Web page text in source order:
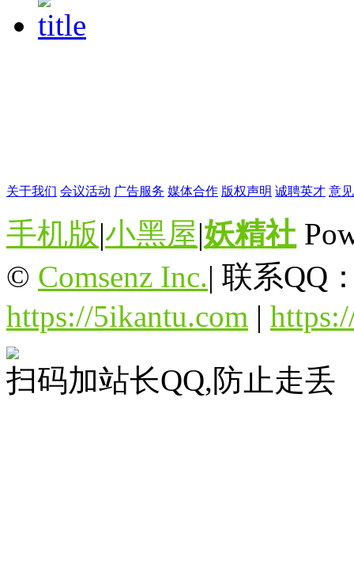
关于我们 会议活动 广告服务 媒体合作 版权声明 诚聘英才 意
手机版|小黑屋|妖精社
© Comsenz Inc.| 联系QQ
https://5ikantu.com |
扫码加站长QQ,防止走丢